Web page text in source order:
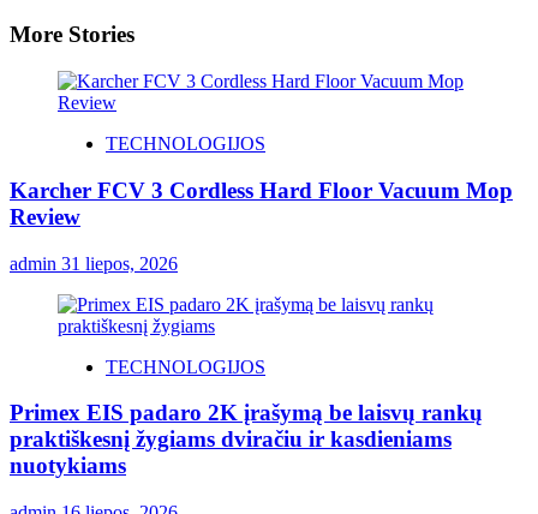
More Stories
TECHNOLOGIJOS
Karcher FCV 3 Cordless Hard Floor Vacuum Mop
Review
admin 31 liepos, 2026
TECHNOLOGIJOS
Primex EIS padaro 2K įrašymą be laisvų rankų
praktiškesnį žygiams dviračiu ir kasdieniams
nuotykiams